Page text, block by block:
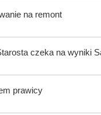
na remont
czeka na wyniki
prawicy